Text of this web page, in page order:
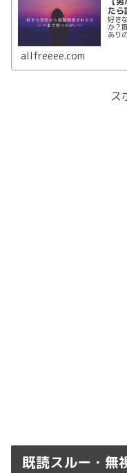
たら
好き
か？
あり
allfreeee.com
ス
既読スルー・無